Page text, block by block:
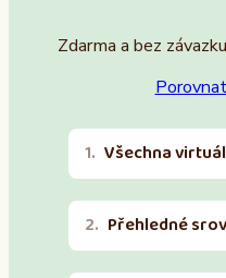
Zdarma a bez závazku
Všechna
Přehledné